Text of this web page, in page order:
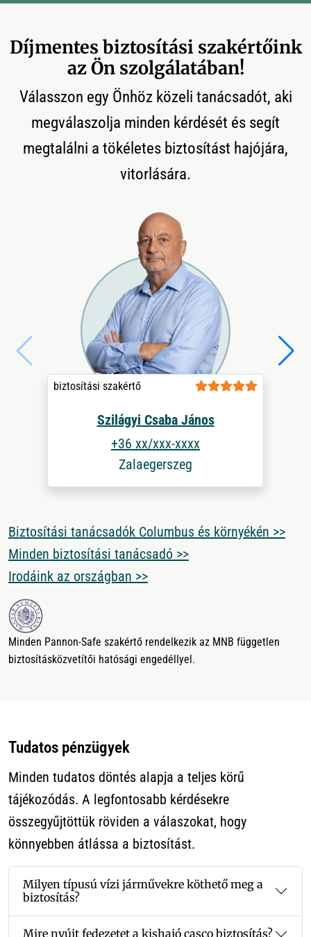
Díjmentes biztosítási szakértőink
az Ön szolgálatában!
Válasszon egy Önhöz közeli tanácsadót, aki
megválaszolja minden kérdését és segít
megtalálni a tökéletes biztosítást hajójára,
vitorlására.
biztosítási szakértő
Szilágyi Csaba János
+36 xx/xxx-xxxx
Zalaegerszeg
Biztosítási tanácsadók Columbus és környékén >>
Minden biztosítási tanácsadó >>
Irodáink az országban >>
Minden Pannon-Safe szakértő rendelkezik az MNB független
biztosításközvetítői hatósági engedéllyel.
Tudatos pénzügyek
Minden tudatos döntés alapja a teljes körű
tájékozódás. A legfontosabb kérdésekre
összegyűjtöttük röviden a válaszokat, hogy
könnyebben átlássa a biztosítást.
Milyen típusú vízi járművekre köthető meg a
biztosítás?
Mire nyújt fedezetet a kishajó casco biztosítás?